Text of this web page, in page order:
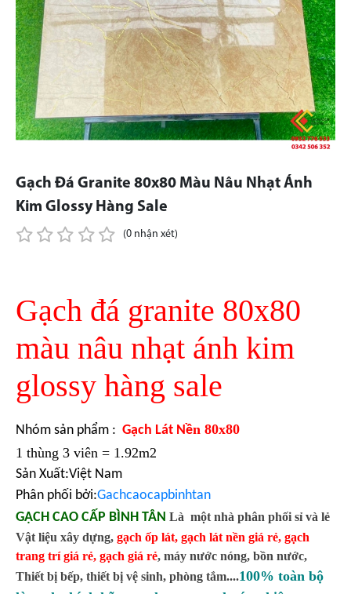
Gạch Đá Granite 80x80 Màu Nâu Nhạt Ánh
Kim Glossy Hàng Sale
(0 nhận xét)
Gạch đá granite 80x80
màu nâu nhạt ánh kim
glossy hàng sale
Nhóm sản phẩm : Gạch Lát Nền 80x80
1 thùng 3 viên = 1.92m2
Sản Xuất:Việt Nam
Phân phối bởi:Gachcaocapbinhtan
GẠCH CAO CẤP BÌNH TÂN Là một nhà phân phối sỉ và lẻ
Vật liệu xây dựng, gạch ốp lát, gạch lát nền giá rẻ, gạch
trang trí giá rẻ, gạch giá rẻ, máy nước nóng, bồn nước,
Thiết bị bếp, thiết bị vệ sinh, phòng tắm....100% toàn bộ